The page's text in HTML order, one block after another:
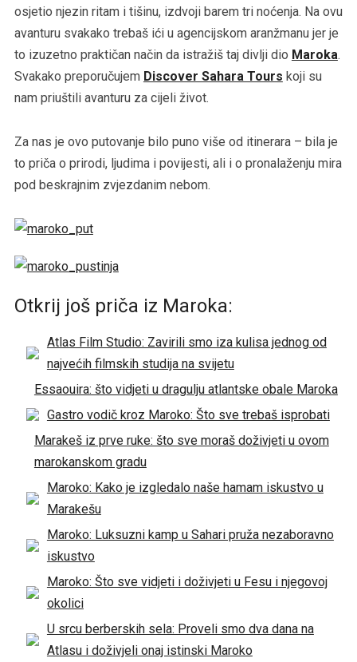
osjetio njezin ritam i tišinu, izdvoji barem tri noćenja. Na ovu
avanturu svakako trebaš ići u agencijskom aranžmanu jer je
to izuzetno praktičan način da istražiš taj divlji dio Maroka.
Svakako preporučujem Discover Sahara Tours koji su
nam priuštili avanturu za cijeli život.
Za nas je ovo putovanje bilo puno više od itinerara – bila je
to priča o prirodi, ljudima i povijesti, ali i o pronalaženju mira
pod beskrajnim zvjezdanim nebom.
Otkrij još priča iz Maroka:
Atlas Film Studio: Zavirili smo iza kulisa jednog od
najvećih filmskih studija na svijetu
Essaouira: što vidjeti u dragulju atlantske obale Maroka
Gastro vodič kroz Maroko: Što sve trebaš isprobati
Marakeš iz prve ruke: što sve moraš doživjeti u ovom
marokanskom gradu
Maroko: Kako je izgledalo naše hamam iskustvo u
Marakešu
Maroko: Luksuzni kamp u Sahari pruža nezaboravno
iskustvo
Maroko: Što sve vidjeti i doživjeti u Fesu i njegovoj
okolici
U srcu berberskih sela: Proveli smo dva dana na
Atlasu i doživjeli onaj istinski Maroko